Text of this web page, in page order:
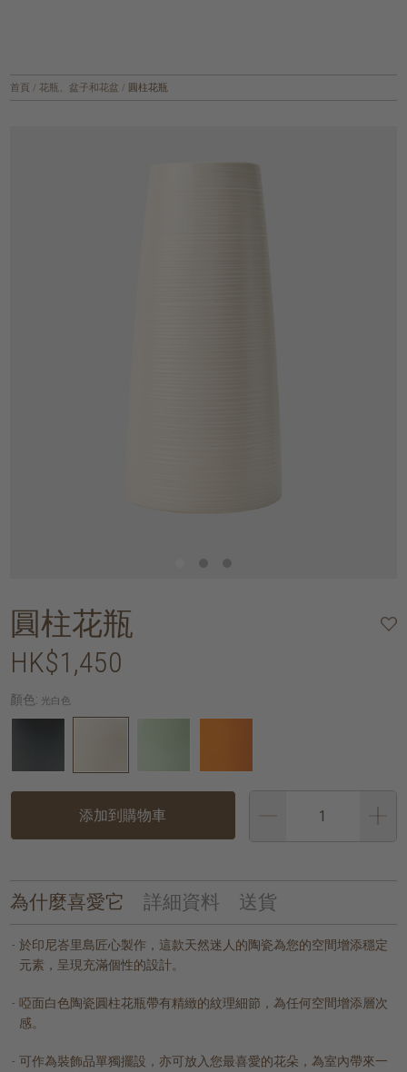
首頁 / 花瓶、盆子和花盆 / 圓柱花瓶
圓柱花瓶
HK$1,450
顏色: 光白色
添加到購物車
為什麼喜愛它 詳細資料 送貨
於印尼峇里島匠心製作，這款天然迷人的陶瓷為您的空間增添穩定
元素，呈現充滿個性的設計。
啞面白色陶瓷圓柱花瓶帶有精緻的紋理細節，為任何空間增添層次
感。
可作為裝飾品單獨擺設，亦可放入您最喜愛的花朵，為室內帶來一